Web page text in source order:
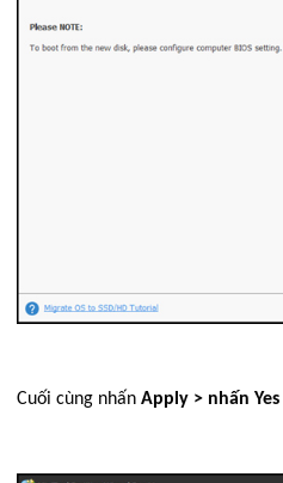
Cuối cùng nhấn Apply > nhấn Yes